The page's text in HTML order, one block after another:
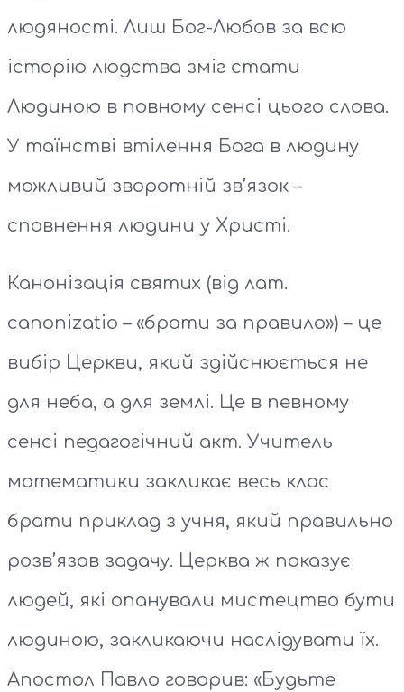
людяності. Лиш Бог-Любов за всю
історію людства зміг стати
Людиною в повному сенсі цього слова.
У таїнстві втілення Бога в людину
можливий зворотній зв’язок –
сповнення людини у Христі.
Канонізація святих (від лат.
canonizatio – «брати за правило») – це
вибір Церкви, який здійснюється не
для неба, а для землі. Це в певному
сенсі педагогічний акт. Учитель
математики закликає весь клас
брати приклад з учня, який правильно
розв’язав задачу. Церква ж показує
людей, які опанували мистецтво бути
людиною, закликаючи наслідувати їх.
Апостол Павло говорив: «Будьте